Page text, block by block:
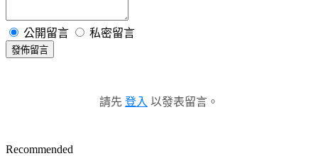
公開留言 私密留言
發佈留言
請先 登入 以發表留言。
Recommended